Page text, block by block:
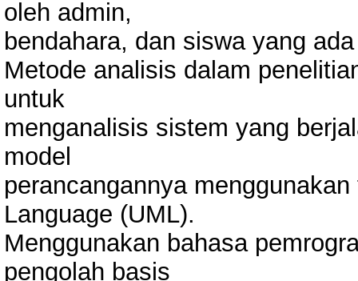
oleh admin,
bendahara, dan siswa yang
Metode analisis dalam
untuk
menganalisis sistem yang
model
perancangannya
Language (UML).
Menggunakan bahasa
pengolah basis